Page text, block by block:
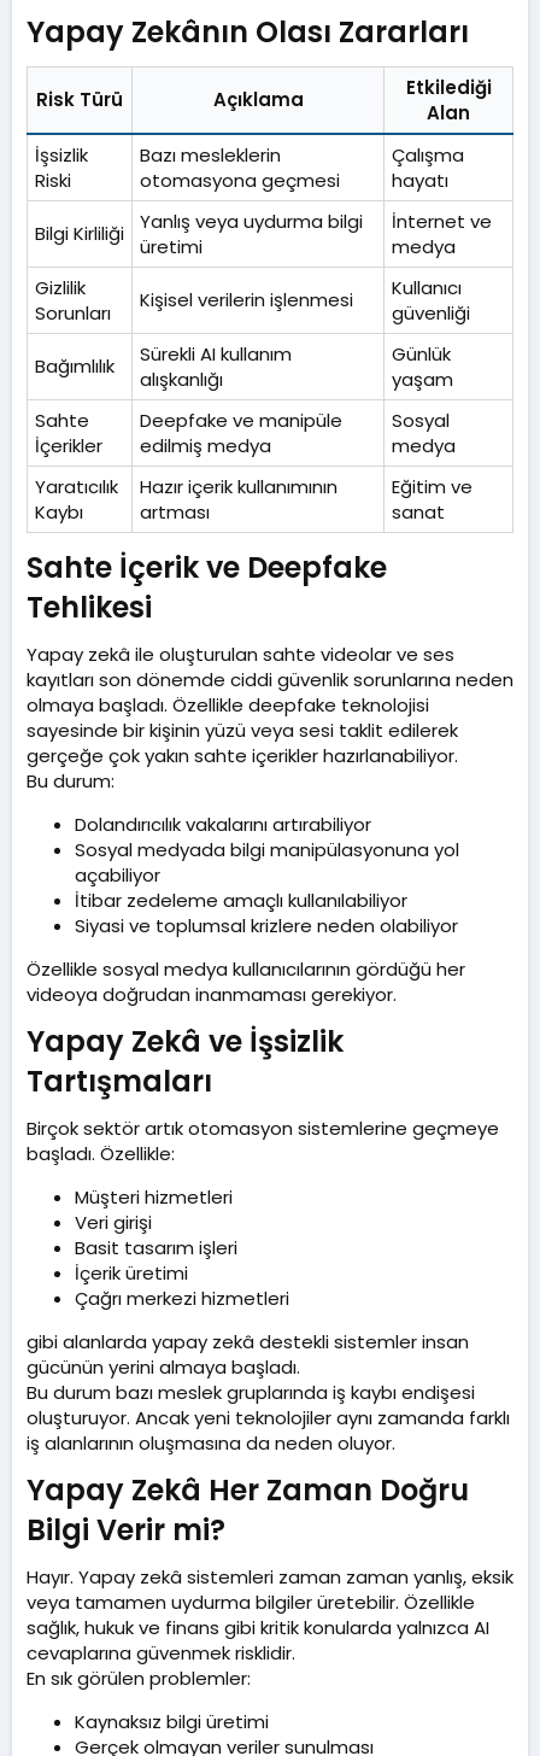
Yapay Zekânın Olası Zararları​
Risk Türü Açıklama
Etkilediği
Alan
İşsizlik
Riski
Bazı mesleklerin
otomasyona geçmesi
Çalışma
hayatı
Bilgi Kirliliği
Yanlış veya uydurma bilgi
üretimi
İnternet ve
medya
Gizlilik
Sorunları
Kişisel verilerin işlenmesi
Kullanıcı
güvenliği
Bağımlılık
Sürekli AI kullanım
alışkanlığı
Günlük
yaşam
Sahte
İçerikler
Deepfake ve manipüle
edilmiş medya
Sosyal
medya
Yaratıcılık
Kaybı
Hazır içerik kullanımının
artması
Eğitim ve
sanat
Sahte İçerik ve Deepfake
Tehlikesi​
Yapay zekâ ile oluşturulan sahte videolar ve ses
kayıtları son dönemde ciddi güvenlik sorunlarına neden
olmaya başladı. Özellikle deepfake teknolojisi
sayesinde bir kişinin yüzü veya sesi taklit edilerek
gerçeğe çok yakın sahte içerikler hazırlanabiliyor.
Bu durum:
Dolandırıcılık vakalarını artırabiliyor
Sosyal medyada bilgi manipülasyonuna yol
açabiliyor
İtibar zedeleme amaçlı kullanılabiliyor
Siyasi ve toplumsal krizlere neden olabiliyor
Özellikle sosyal medya kullanıcılarının gördüğü her
videoya doğrudan inanmaması gerekiyor.
Yapay Zekâ ve İşsizlik
Tartışmaları​
Birçok sektör artık otomasyon sistemlerine geçmeye
başladı. Özellikle:
Müşteri hizmetleri
Veri girişi
Basit tasarım işleri
İçerik üretimi
Çağrı merkezi hizmetleri
gibi alanlarda yapay zekâ destekli sistemler insan
gücünün yerini almaya başladı.
Bu durum bazı meslek gruplarında iş kaybı endişesi
oluşturuyor. Ancak yeni teknolojiler aynı zamanda farklı
iş alanlarının oluşmasına da neden oluyor.
Yapay Zekâ Her Zaman Doğru
Bilgi Verir mi?​
Hayır. Yapay zekâ sistemleri zaman zaman yanlış, eksik
veya tamamen uydurma bilgiler üretebilir. Özellikle
sağlık, hukuk ve finans gibi kritik konularda yalnızca AI
cevaplarına güvenmek risklidir.
En sık görülen problemler:
Kaynaksız bilgi üretimi
Gerçek olmayan veriler sunulması